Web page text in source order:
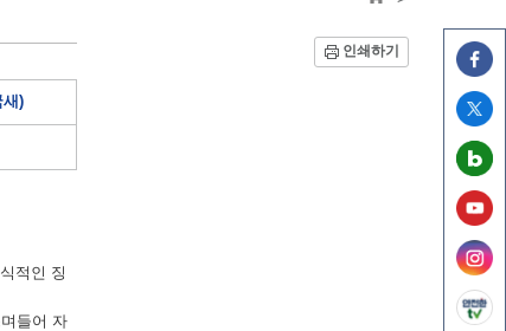
인쇄하기
새)
적인 징
들어 자